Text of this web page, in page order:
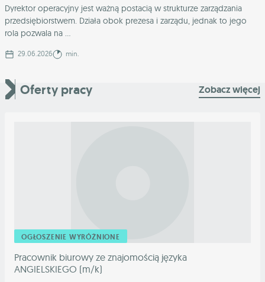
Dyrektor operacyjny jest ważną postacią w strukturze zarządzania
przedsiębiorstwem. Działa obok prezesa i zarządu, jednak to jego
rola pozwala na ...
29.06.2026 min.
Oferty pracy Zobacz więcej
OGŁOSZENIE WYRÓŻNIONE
Pracownik biurowy ze znajomością języka
ANGIELSKIEGO (m/k)